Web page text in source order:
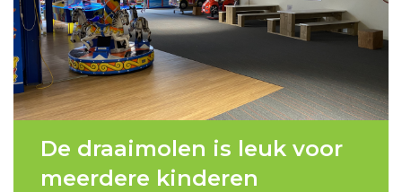
De draaimolen is leukvoor
meerdere kinderen